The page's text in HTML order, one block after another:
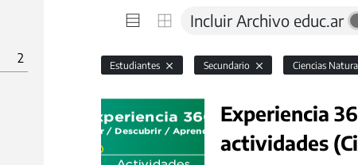
2
Incluir Archivo educ.ar
Estudiantes Secundario Ciencias
Experiencia
actividades